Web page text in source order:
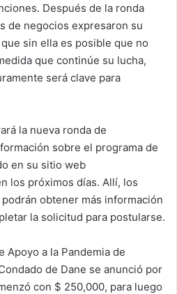
Después de la ronda
de negocios expresaron su
sin ella es posible que no
que continúe su lucha,
será clave para
la nueva ronda de
sobre el programa de
en su sitio web
los próximos días. Allí, los
obtener más información
la solicitud para postularse.
Apoyo a la Pandemia de
de Dane se anunció por
con $ 250,000, para luego